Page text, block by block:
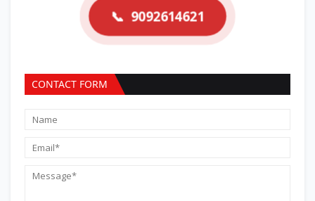
📞 9092614621
CONTACT FORM